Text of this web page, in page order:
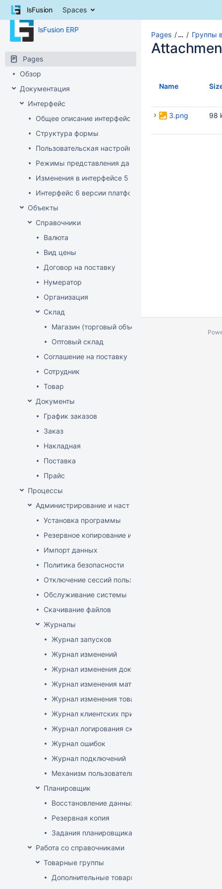
Skip
content
breadcrumbs
Skip
lsFusion Spaces
lsFusion ERP
Pages
Обзор
Документация
Интерфейс
Общее описание интерфейса клиента
Структура формы
Пользовательская настройка интерфейса
Режимы представления данных
Изменения в интерфейсе 5 версии платформы
Интерфейс 6 версии платформы
Объекты
Справочники
Валюта
Вид цены
Договор на поставку
Нумератор
Организация
Склад
Магазин (торговый объект)
Оптовый склад
Соглашение на поставку
Сотрудник
Товар
Документы
График заказов
Заказ
Накладная
Поставка
Прайс
Процессы
Администрирование и настройка
Установка программы
Резервное копирование и восстановление базы
Импорт данных
Политика безопасности
Отключение сессий пользователя
Обслуживание системы
Скачивание файлов
Журналы
Журнал запусков
Журнал изменений
Журнал изменения документов
Журнал изменения матриц
Журнал изменения товаров
Журнал клиентских приложений
Журнал логирования сканирований штрихкодов
Журнал ошибок
Журнал подключений
Механизм пользовательского логирования
Планировщик
Восстановление данных
Резервная копия
Задания планировщика
Работа со справочниками
Товарные группы
Дополнительные товарные группы
Pages … Группы
Name
3.png 98